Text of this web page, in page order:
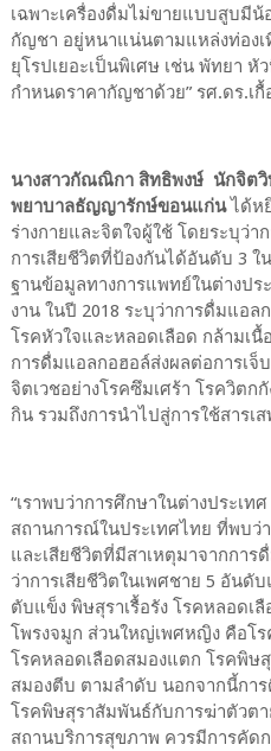
เฉพาะเครื่องดื่มไม่ขายแบบสูบมี
กัญชา อยู่หนาแน่นตามแหล่งท่องเ
ยุโรปเยอะเป็นพิเศษ เช่น พัทยา
กำหนดราคากัญชาด้วย” รศ.ดร.เ
นางสาวกัณณิกา สิทธิพงษ์ นักจิตวิ
พยาบาลธัญญารักษ์ขอนแก่นได้ห
ร่างกายและจิตใจผู้ใช้ โดยระบุว่า
การเสียชีวิตที่ป้องกันได้อันดับ 3 ใ
ฐานข้อมูลทางการแพทย์ในต่างปร
งาน ในปี 2018 ระบุว่าการดื่มแอ
โรคหัวใจและหลอดเลือด กล้ามเ
การดื่มแอลกอฮอล์ส่งผลต่อการเจ็
จิตเวชอย่างโรคซึมเศร้า โรควิตก
กิน รวมถึงการนำไปสู่การใช้สารเ
“เราพบว่าการศึกษาในต่างประเท
สถานการณ์ในประเทศไทย ที่พบว่
และเสียชีวิตที่มีสาเหตุมาจากการ
ว่าการเสียชีวิตในเพศชาย 5 อันดั
ตับแข็ง พิษสุราเรื้อรัง โรคหลอดเ
โพรงจมูก ส่วนใหญ่เพศหญิง คือโ
โรคหลอดเลือดสมองแตก โรคพิษ
สมองตีบ ตามลำดับ นอกจากนี้กา
โรคพิษสุราสัมพันธ์กับการฆ่าตัวต
สถานบริการสุขภาพ ควรมีการคัดก